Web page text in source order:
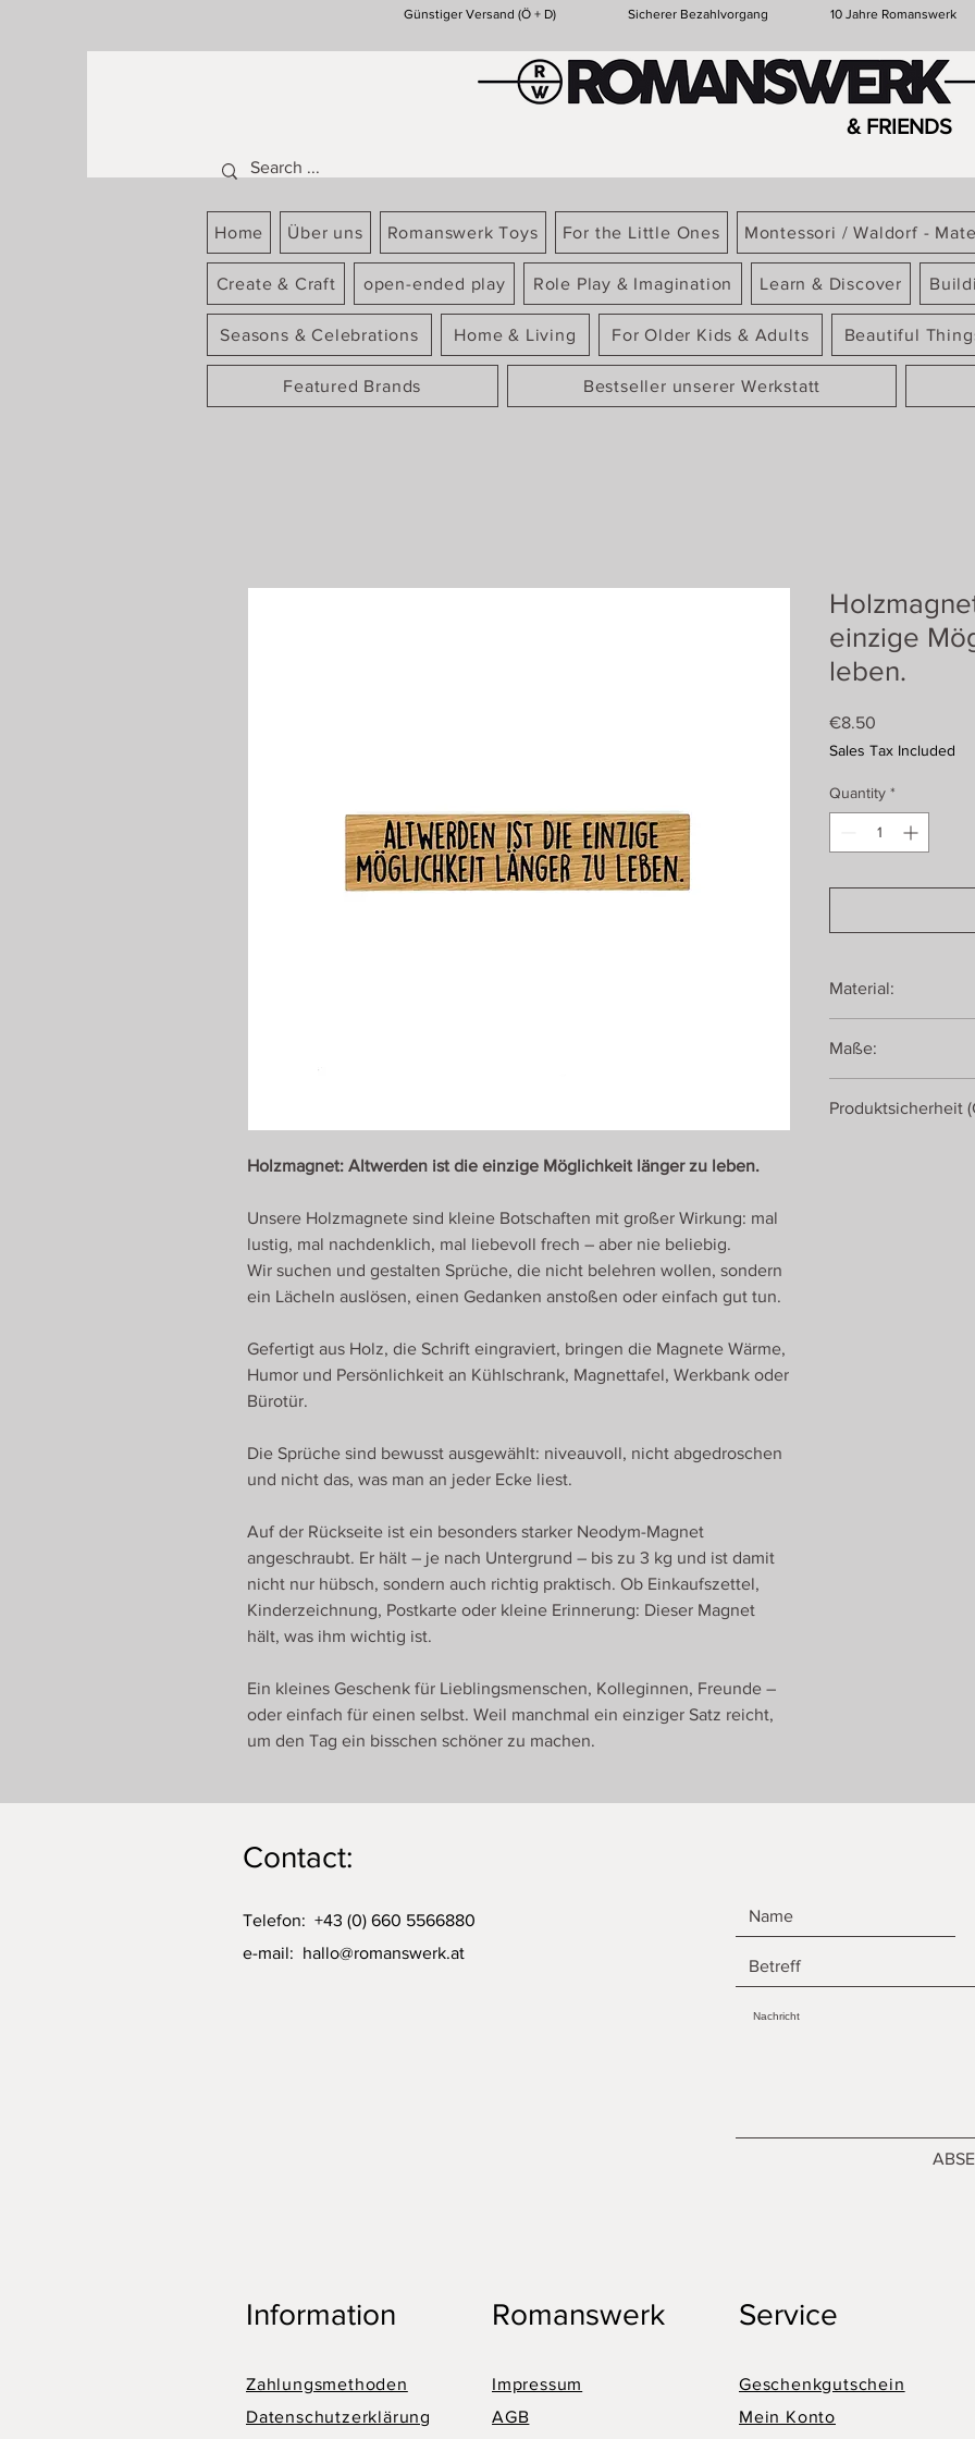
Günstiger Versand (Ö + D) Sicherer Bezahlvorgang 10 Jahre Romanswerk
& FRIENDS
Home Über uns Romanswerk Toys For the Little Ones Montessori / Waldorf -
Create & Craft open-ended play Role Play & Imagination Learn & Discover
Seasons & Celebrations Home & Living For Older Kids & Adults Beautiful
Featured Brands Bestseller unserer Werkstatt
Holzmagnet: Altwerden ist die einzige Möglichkeit länger zu leben.
Unsere Holzmagnete sind kleine Botschaften mit großer Wirkung: mal
lustig, mal nachdenklich, mal liebevoll frech – aber nie beliebig.
Wir suchen und gestalten Sprüche, die nicht belehren wollen, sondern
ein Lächeln auslösen, einen Gedanken anstoßen oder einfach gut tun.
Gefertigt aus Holz, die Schrift eingraviert, bringen die Magnete Wärme,
Humor und Persönlichkeit an Kühlschrank, Magnettafel, Werkbank oder
Bürotür.
Die Sprüche sind bewusst ausgewählt: niveauvoll, nicht abgedroschen
und nicht das, was man an jeder Ecke liest.
Auf der Rückseite ist ein besonders starker Neodym-Magnet
angeschraubt. Er hält – je nach Untergrund – bis zu 3 kg und ist damit
nicht nur hübsch, sondern auch richtig praktisch. Ob Einkaufszettel,
Kinderzeichnung, Postkarte oder kleine Erinnerung: Dieser Magnet
hält, was ihm wichtig ist.
Ein kleines Geschenk für Lieblingsmenschen, Kolleginnen, Freunde –
oder einfach für einen selbst. Weil manchmal ein einziger Satz reicht,
um den Tag ein bisschen schöner zu machen.
einzige
leben.
€8.50
Sales Tax Included
Quantity *
Material:
Neodym-Magnet
Maße:
Produktsicherheit
Contact:
Telefon: +43 (0) 660 5566880
e-mail: hallo@romanswerk.at
Information
Zahlungsmethoden
Datenschutzerklärung
Romanswerk
Impressum
AGB
Service
Geschenkgutschein
Mein Konto